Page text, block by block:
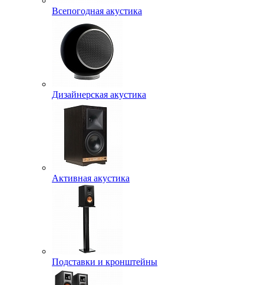
Всепогодная акустика
Дизайнерская акустика
Активная акустика
Подставки и кронштейны